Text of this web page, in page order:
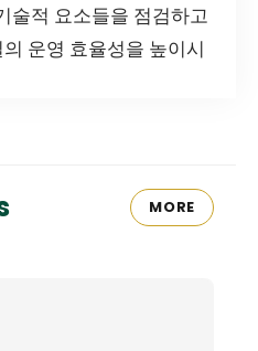
술적 요소들을 점검하고
운영 효율성을 높이시
MORE